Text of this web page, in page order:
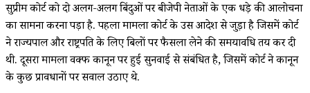
सुप्रीम कोर्ट को दो अलग-अलग बिंदुओं पर बीजेपी नेताओं के एक धड़े की आलोचना
का सामना करना पड़ा है. पहला मामला कोर्ट के उस आदेश से जुड़ा है जिसमें कोर्ट
ने राज्यपाल और राष्ट्रपति के लिए बिलों पर फैसला लेने की समयावधि तय कर दी
थी. दूसरा मामला वक्फ कानून पर हुई सुनवाई से संबंधित है, जिसमें कोर्ट ने कानून
के कुछ प्रावधानों पर सवाल उठाए थे.